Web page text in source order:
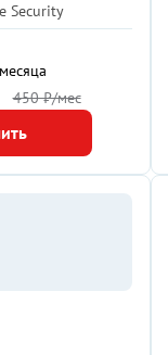
Security
450 ₽/мес